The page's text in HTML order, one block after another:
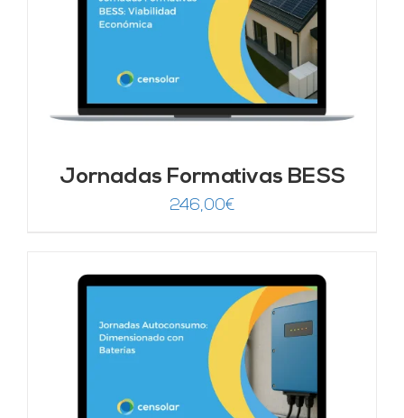
Jornadas Formativas BESS
246,00€